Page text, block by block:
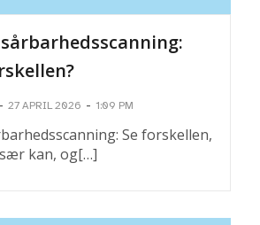
- 27 APRIL 2026 - 1:09 PM
Se forskellen,
kan, og[…]